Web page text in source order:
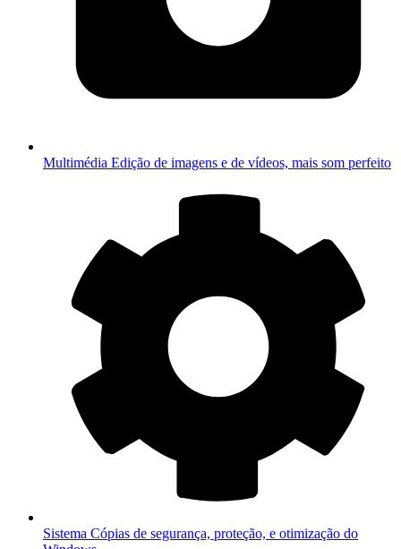
Multimédia Edição de imagens e de vídeos, mais som perfeito
Sistema Cópias de segurança, proteção, e otimização do